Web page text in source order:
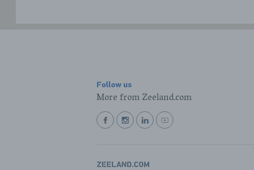
Follow us
More from Zeeland.com
BEKIJKBEKIJKBEKIJKBEKIJK
ZEELAND.COM